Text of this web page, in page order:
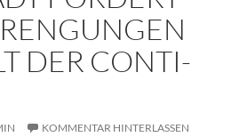
DER CONTI-
KOMMENTAR HINTERLASSEN